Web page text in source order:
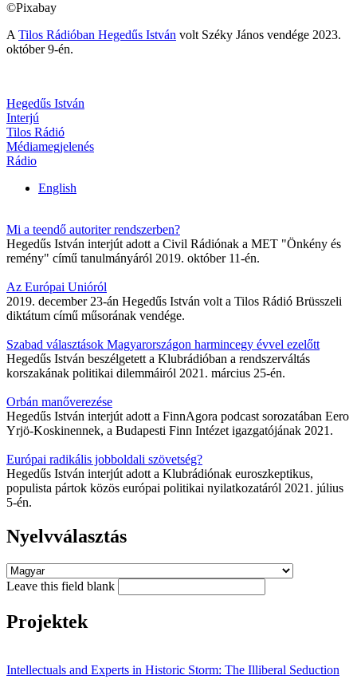
©Pixabay
A Tilos Rádióban Hegedűs István volt Széky János vendége 2023.
október 9-én.
Hegedűs István
Interjú
Tilos Rádió
Médiamegjelenés
Rádio
English
Mi a teendő autoriter rendszerben?
Hegedűs István interjút adott a Civil Rádiónak a MET "Önkény és
remény" című tanulmányáról 2019. október 11-én.
Az Európai Unióról
2019. december 23-án Hegedűs István volt a Tilos Rádió Brüsszeli
diktátum című műsorának vendége.
Szabad választások Magyarországon harmincegy évvel ezelőtt
Hegedűs István beszélgetett a Klubrádióban a rendszerváltás
korszakának politikai dilemmáiról 2021. március 25-én.
Orbán manőverezése
Hegedűs István interjút adott a FinnAgora podcast sorozatában Eero
Yrjö-Koskinennek, a Budapesti Finn Intézet igazgatójának 2021.
Európai radikális jobboldali szövetség?
Hegedűs István interjút adott a Klubrádiónak euroszkeptikus,
populista pártok közös európai politikai nyilatkozatáról 2021. július
5-én.
Nyelvválasztás
Leave this field blank
Projektek
Intellectuals and Experts in Historic Storm: The Illiberal Seduction